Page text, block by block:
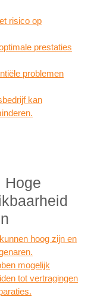
risico op
prestaties
problemen
kan
Hoge
hoog zijn en
mogelijk
tot vertragingen